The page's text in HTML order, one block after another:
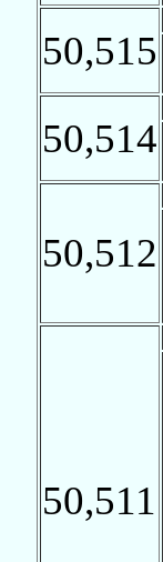
50,515
50,514
50,512
50,511